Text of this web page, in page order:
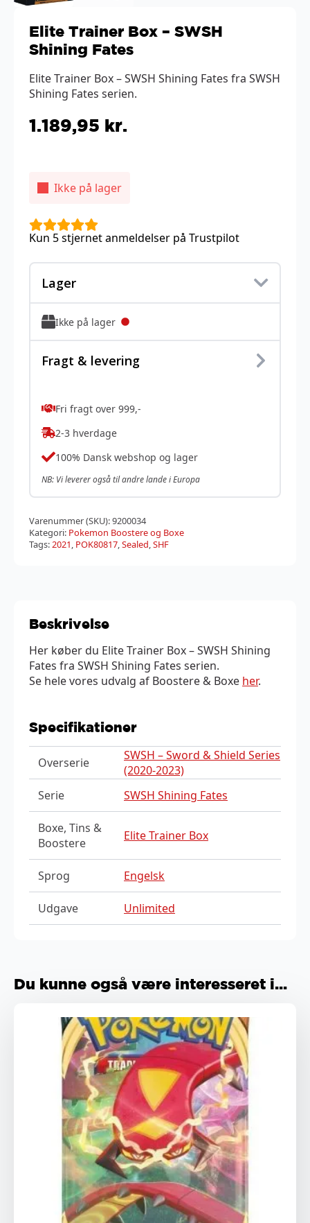
Elite Trainer Box – SWSH
Shining Fates
Elite Trainer Box – SWSH Shining Fates fra SWSH
Shining Fates serien.
1.189,95 kr.
Ikke på lager
Kun 5 stjernet anmeldelser på Trustpilot
Lager
Ikke på lager
Fragt & levering
Fri fragt over 999,-
2-3 hverdage
100% Dansk webshop og lager
NB: Vi leverer også til andre lande i Europa
Varenummer (SKU):9200034
Kategori: Pokemon Boostere og Boxe
Tags:2021, POK80817,Sealed,SHF
Beskrivelse
Her køber du Elite Trainer Box – SWSH Shining
Fates fra SWSH Shining Fates serien.
Se hele vores udvalg af Boostere & Boxe her.
Specifikationer
Overserie
SWSH – Sword & Shield Series
(2020-2023)
Serie
SWSH Shining Fates
Boxe, Tins &
Boostere
Elite Trainer Box
Sprog Engelsk
Udgave Unlimited
Du kunne også være interesseret i...